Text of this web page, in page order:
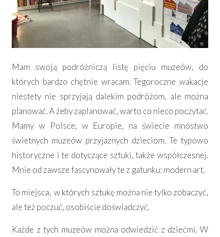
Mam swoją podróżniczą listę pięciu muzeów, do
których bardzo chętnie wracam. Tegoroczne wakacje
niestety nie sprzyjają dalekim podróżom, ale można
planować. A żeby zaplanować, warto co nieco poczytać.
Mamy w Polsce, w Europie, na świecie mnóstwo
świetnych muzeów przyjaznych dzieciom. Te typowo
historyczne i te dotyczące sztuki, także współczesnej.
Mnie od zawsze fascynowały te z gatunku: modern art.
To miejsca, w których sztukę można nie tylko zobaczyć,
ale też poczuć, osobiście doświadczyć.
Każde z tych muzeów można odwiedzić z dziećmi. W